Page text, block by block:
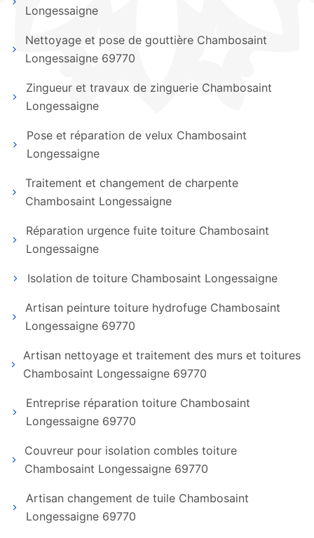
Longessaigne
Nettoyage et pose de gouttière Chambosaint
Longessaigne 69770
Zingueur et travaux de zinguerie Chambosaint
Longessaigne
Pose et réparation de velux Chambosaint
Longessaigne
Traitement et changement de charpente
Chambosaint Longessaigne
Réparation urgence fuite toiture Chambosaint
Longessaigne
Isolation de toiture Chambosaint Longessaigne
Artisan peinture toiture hydrofuge Chambosaint
Longessaigne 69770
Artisan nettoyage et traitement des murs et toitures
Chambosaint Longessaigne 69770
Entreprise réparation toiture Chambosaint
Longessaigne 69770
Couvreur pour isolation combles toiture
Chambosaint Longessaigne 69770
Artisan changement de tuile Chambosaint
Longessaigne 69770